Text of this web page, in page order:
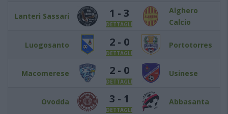
Lanteri Sassari 1 - 3
DETTAGLI
Alghero
Calcio
Luogosanto 2 - 0
DETTAGLI
Portotorres
Macomerese 2 - 0
DETTAGLI
Usinese
Ovodda 3 - 1
DETTAGLI
Abbasanta